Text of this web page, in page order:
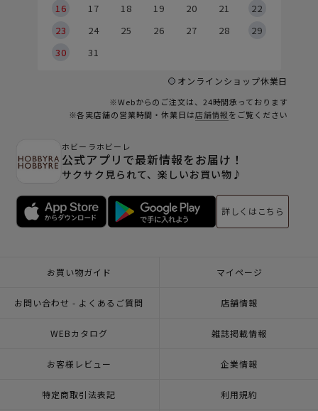
16
17 18 19 20 21
22
23
24 25 26 27 28
29
30
31
オンラインショップ休業日
※Webからのご注文は、24時間承っております
※各実店舗の営業時間・休業日は店舗情報をご覧ください
ホビーラホビーレ
公式アプリで最新情報をお届け！
サクサク見られて、楽しいお買い物♪
詳しくはこちら
お買い物ガイド マイページ
お問い合わせ - よくあるご質問 店舗情報
WEBカタログ 雑誌掲載情報
お客様レビュー 企業情報
特定商取引法表記 利用規約